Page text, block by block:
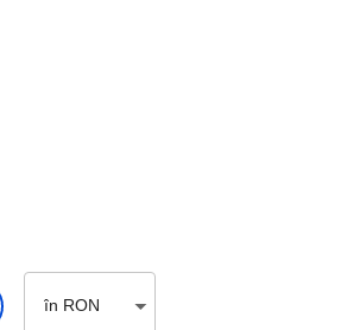
în RON